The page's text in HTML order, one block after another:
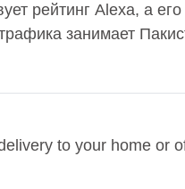
рейтинг Alexa, а
занимает
to your home or